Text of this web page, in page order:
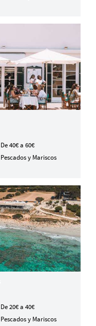
De 40€ a 60€
Pescados y Mariscos
De 20€ a 40€
Pescados y Mariscos